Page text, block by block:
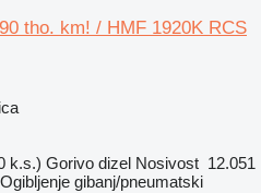
tho. km! / HMF 1920K RCS
k.s.) Gorivo dizel Nosivost 12.051
Ogibljenje gibanj/pneumatski